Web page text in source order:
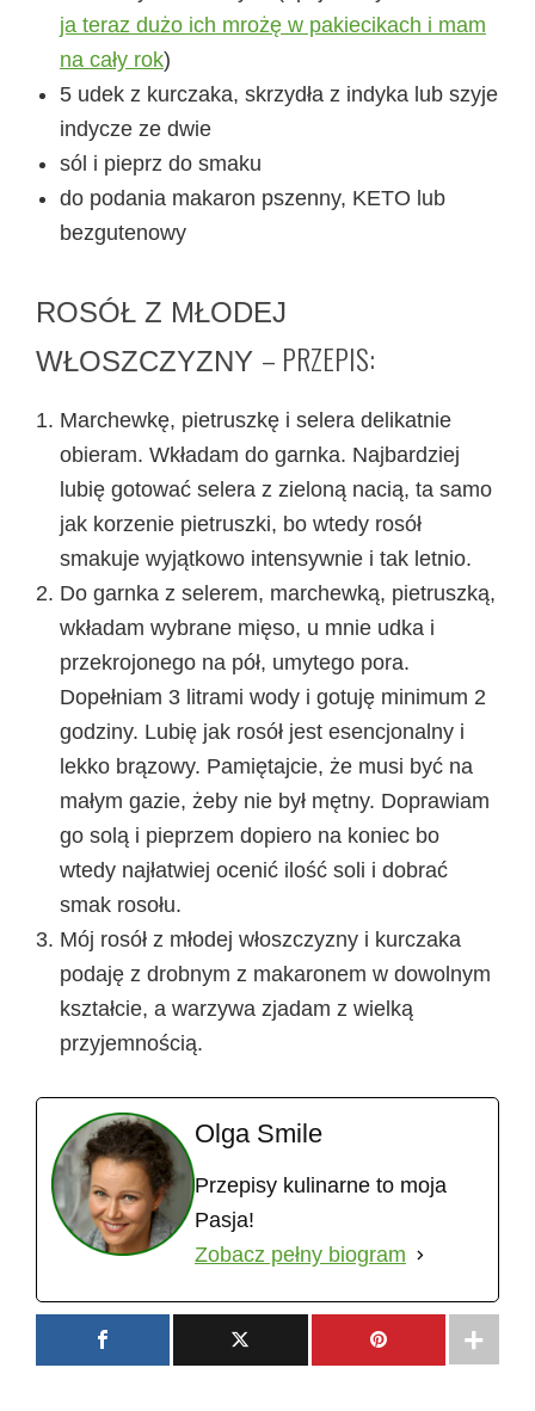
ja teraz dużo ich mrożę w pakiecikach i mam
na cały rok)
5 udek z kurczaka, skrzydła z indyka lub szyje
indycze ze dwie
sól i pieprz do smaku
do podania makaron pszenny, KETO lub
bezgutenowy
ROSÓŁ Z MŁODEJ
WŁOSZCZYZNY – PRZEPIS:
Marchewkę, pietruszkę i selera delikatnie
obieram. Wkładam do garnka. Najbardziej
lubię gotować selera z zieloną nacią, ta samo
jak korzenie pietruszki, bo wtedy rosół
smakuje wyjątkowo intensywnie i tak letnio.
Do garnka z selerem, marchewką, pietruszką,
wkładam wybrane mięso, u mnie udka i
przekrojonego na pół, umytego pora.
Dopełniam 3 litrami wody i gotuję minimum 2
godziny. Lubię jak rosół jest esencjonalny i
lekko brązowy. Pamiętajcie, że musi być na
małym gazie, żeby nie był mętny. Doprawiam
go solą i pieprzem dopiero na koniec bo
wtedy najłatwiej ocenić ilość soli i dobrać
smak rosołu.
Mój rosół z młodej włoszczyzny i kurczaka
podaję z drobnym z makaronem w dowolnym
kształcie, a warzywa zjadam z wielką
przyjemnością.
Olga Smile
Przepisy kulinarne to moja
Pasja!
Zobacz pełny biogram